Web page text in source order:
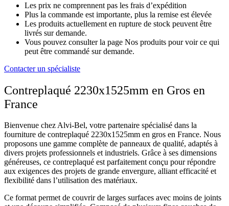
Les prix ne comprennent pas les frais d’expédition
Plus la commande est importante, plus la remise est élevée
Les produits actuellement en rupture de stock peuvent être
livrés sur demande.
Vous pouvez consulter la page Nos produits pour voir ce qui
peut être commandé sur demande.
Contacter un spécialiste
Contreplaqué 2230х1525mm en Gros en
France
Bienvenue chez Alvi-Bel, votre partenaire spécialisé dans la
fourniture de contreplaqué 2230х1525mm en gros en France. Nous
proposons une gamme complète de panneaux de qualité, adaptés à
divers projets professionnels et industriels. Grâce à ses dimensions
généreuses, ce contreplaqué est parfaitement conçu pour répondre
aux exigences des projets de grande envergure, alliant efficacité et
flexibilité dans l’utilisation des matériaux.
Ce format permet de couvrir de larges surfaces avec moins de joints